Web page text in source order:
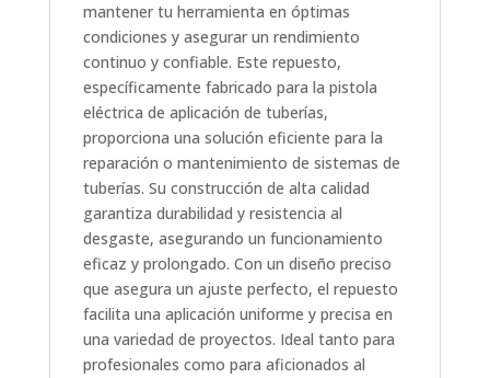
mantener tu herramienta en óptimas
condiciones y asegurar un rendimiento
continuo y confiable. Este repuesto,
específicamente fabricado para la pistola
eléctrica de aplicación de tuberías,
proporciona una solución eficiente para la
reparación o mantenimiento de sistemas de
tuberías. Su construcción de alta calidad
garantiza durabilidad y resistencia al
desgaste, asegurando un funcionamiento
eficaz y prolongado. Con un diseño preciso
que asegura un ajuste perfecto, el repuesto
facilita una aplicación uniforme y precisa en
una variedad de proyectos. Ideal tanto para
profesionales como para aficionados al